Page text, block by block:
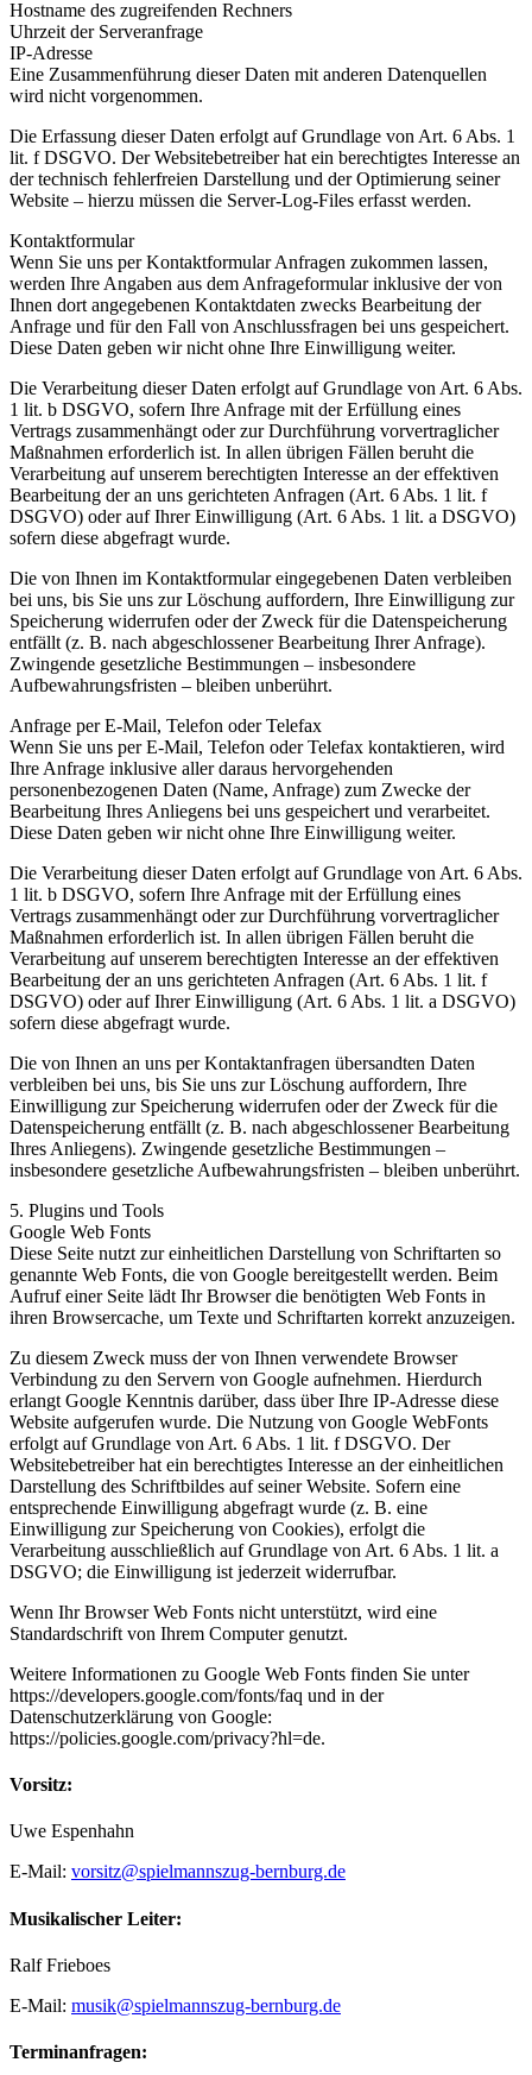
Hostname des zugreifenden Rechners
Uhrzeit der Serveranfrage
IP-Adresse
Eine Zusammenführung dieser Daten mit anderen Datenquellen
wird nicht vorgenommen.
Die Erfassung dieser Daten erfolgt auf Grundlage von Art. 6 Abs. 1
lit. f DSGVO. Der Websitebetreiber hat ein berechtigtes Interesse an
der technisch fehlerfreien Darstellung und der Optimierung seiner
Website – hierzu müssen die Server-Log-Files erfasst werden.
Kontaktformular
Wenn Sie uns per Kontaktformular Anfragen zukommen lassen,
werden Ihre Angaben aus dem Anfrageformular inklusive der von
Ihnen dort angegebenen Kontaktdaten zwecks Bearbeitung der
Anfrage und für den Fall von Anschlussfragen bei uns gespeichert.
Diese Daten geben wir nicht ohne Ihre Einwilligung weiter.
Die Verarbeitung dieser Daten erfolgt auf Grundlage von Art. 6 Abs.
1 lit. b DSGVO, sofern Ihre Anfrage mit der Erfüllung eines
Vertrags zusammenhängt oder zur Durchführung vorvertraglicher
Maßnahmen erforderlich ist. In allen übrigen Fällen beruht die
Verarbeitung auf unserem berechtigten Interesse an der effektiven
Bearbeitung der an uns gerichteten Anfragen (Art. 6 Abs. 1 lit. f
DSGVO) oder auf Ihrer Einwilligung (Art. 6 Abs. 1 lit. a DSGVO)
sofern diese abgefragt wurde.
Die von Ihnen im Kontaktformular eingegebenen Daten verbleiben
bei uns, bis Sie uns zur Löschung auffordern, Ihre Einwilligung zur
Speicherung widerrufen oder der Zweck für die Datenspeicherung
entfällt (z. B. nach abgeschlossener Bearbeitung Ihrer Anfrage).
Zwingende gesetzliche Bestimmungen – insbesondere
Aufbewahrungsfristen – bleiben unberührt.
Anfrage per E-Mail, Telefon oder Telefax
Wenn Sie uns per E-Mail, Telefon oder Telefax kontaktieren, wird
Ihre Anfrage inklusive aller daraus hervorgehenden
personenbezogenen Daten (Name, Anfrage) zum Zwecke der
Bearbeitung Ihres Anliegens bei uns gespeichert und verarbeitet.
Diese Daten geben wir nicht ohne Ihre Einwilligung weiter.
Die Verarbeitung dieser Daten erfolgt auf Grundlage von Art. 6 Abs.
1 lit. b DSGVO, sofern Ihre Anfrage mit der Erfüllung eines
Vertrags zusammenhängt oder zur Durchführung vorvertraglicher
Maßnahmen erforderlich ist. In allen übrigen Fällen beruht die
Verarbeitung auf unserem berechtigten Interesse an der effektiven
Bearbeitung der an uns gerichteten Anfragen (Art. 6 Abs. 1 lit. f
DSGVO) oder auf Ihrer Einwilligung (Art. 6 Abs. 1 lit. a DSGVO)
sofern diese abgefragt wurde.
Die von Ihnen an uns per Kontaktanfragen übersandten Daten
verbleiben bei uns, bis Sie uns zur Löschung auffordern, Ihre
Einwilligung zur Speicherung widerrufen oder der Zweck für die
Datenspeicherung entfällt (z. B. nach abgeschlossener Bearbeitung
Ihres Anliegens). Zwingende gesetzliche Bestimmungen –
insbesondere gesetzliche Aufbewahrungsfristen – bleiben unberührt.
5. Plugins und Tools
Google Web Fonts
Diese Seite nutzt zur einheitlichen Darstellung von Schriftarten so
genannte Web Fonts, die von Google bereitgestellt werden. Beim
Aufruf einer Seite lädt Ihr Browser die benötigten Web Fonts in
ihren Browsercache, um Texte und Schriftarten korrekt anzuzeigen.
Zu diesem Zweck muss der von Ihnen verwendete Browser
Verbindung zu den Servern von Google aufnehmen. Hierdurch
erlangt Google Kenntnis darüber, dass über Ihre IP-Adresse diese
Website aufgerufen wurde. Die Nutzung von Google WebFonts
erfolgt auf Grundlage von Art. 6 Abs. 1 lit. f DSGVO. Der
Websitebetreiber hat ein berechtigtes Interesse an der einheitlichen
Darstellung des Schriftbildes auf seiner Website. Sofern eine
entsprechende Einwilligung abgefragt wurde (z. B. eine
Einwilligung zur Speicherung von Cookies), erfolgt die
Verarbeitung ausschließlich auf Grundlage von Art. 6 Abs. 1 lit. a
DSGVO; die Einwilligung ist jederzeit widerrufbar.
Wenn Ihr Browser Web Fonts nicht unterstützt, wird eine
Standardschrift von Ihrem Computer genutzt.
Weitere Informationen zu Google Web Fonts finden Sie unter
https://developers.google.com/fonts/faq und in der
Datenschutzerklärung von Google:
https://policies.google.com/privacy?hl=de.
Vorsitz:
Uwe Espenhahn
E-Mail: vorsitz@spielmannszug-bernburg.de
Musikalischer Leiter:
Ralf Frieboes
E-Mail: musik@spielmannszug-bernburg.de
Terminanfragen: